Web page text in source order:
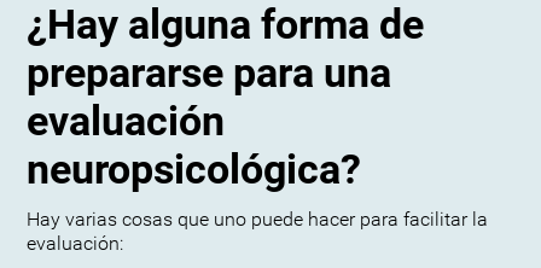
¿Hay alguna forma de
prepararse para una
evaluación
neuropsicológica?
Hay varias cosas que uno puede hacer para facilitar la
evaluación: